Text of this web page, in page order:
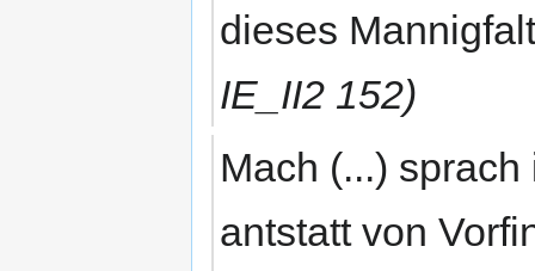
dieses
IE_II2 152)
Mach (...)
antstatt von